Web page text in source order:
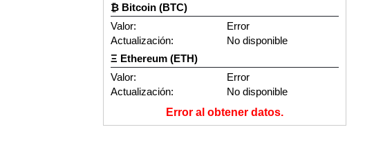
₿ Bitcoin (BTC)
Valor:
Error
Actualización:
No disponible
Ξ Ethereum (ETH)
Valor:
Error
Actualización:
No disponible
Error al obtener datos.